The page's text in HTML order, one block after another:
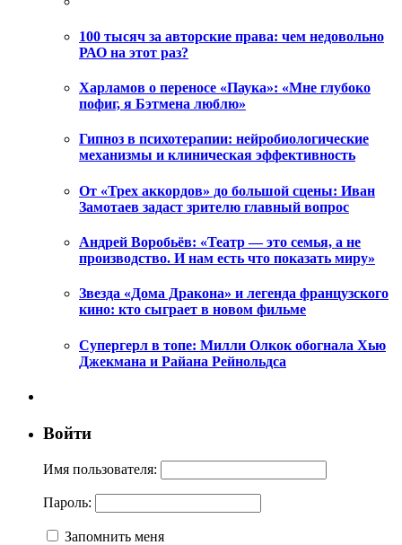
100 тысяч за авторские права: чем недовольно
РАО на этот раз?
Харламов о переносе «Паука»: «Мне глубоко
пофиг, я Бэтмена люблю»
Гипноз в психотерапии: нейробиологические
механизмы и клиническая эффективность
От «Трех аккордов» до большой сцены: Иван
Замотаев задаст зрителю главный вопрос
Андрей Воробьёв: «Театр — это семья, а не
производство. И нам есть что показать миру»
Звезда «Дома Дракона» и легенда французского
кино: кто сыграет в новом фильме
Супергерл в топе: Милли Олкок обогнала Хью
Джекмана и Райана Рейнольдса
Войти
Имя пользователя:
Пароль:
Запомнить меня